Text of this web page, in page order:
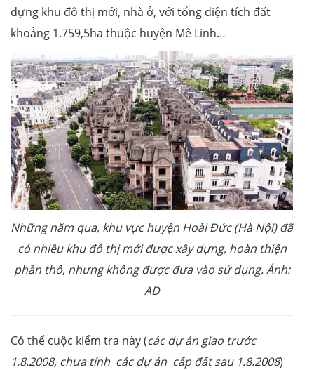
dựng khu đô thị mới, nhà ở, với tổng diện tích đất
khoảng 1.759,5ha thuộc huyện Mê Linh…
Những năm qua, khu vực huyện Hoài Đức (Hà Nội) đã
có nhiều khu đô thị mới được xây dựng, hoàn thiện
phần thô, nhưng không được đưa vào sử dụng. Ảnh:
AD
Có thể cuộc kiểm tra này (các dự án giao trước
1.8.2008, chưa tính các dự án cấp đất sau 1.8.2008)